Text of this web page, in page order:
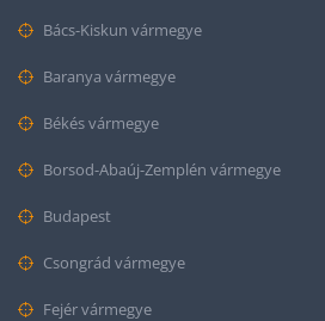
Bács-Kiskun vármegye
Baranya vármegye
Békés vármegye
Borsod-Abaúj-Zemplén vármegye
Budapest
Csongrád vármegye
Fejér vármegye